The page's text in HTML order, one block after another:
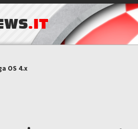
.IT
OS 4.x